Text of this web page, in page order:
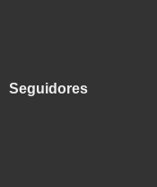
Seguidores